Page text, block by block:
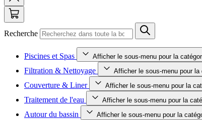
Recherche
Piscines et Spas Afficher le sous-menu pour la
Filtration & Nettoyage Afficher le sous-menu pour
Couverture & Liner Afficher le sous-menu pour la
Traitement de l'eau Afficher le sous-menu pour la
Autour du bassin Afficher le sous-menu pour la